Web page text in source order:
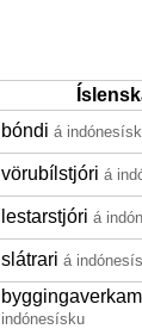
bóndi á
vörubílstjóri á
lestarstjóri á
slátrari á
indónesísku